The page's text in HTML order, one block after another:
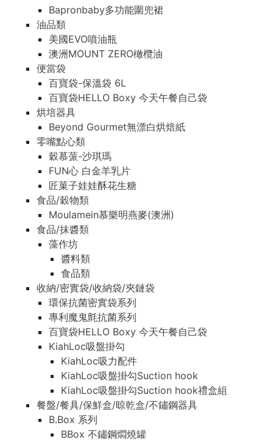
Bapronbaby多功能圍兜裙
油品類
美國EVO噴油瓶
澳洲MOUNT ZERO橄欖油
便當袋
百寶袋-保溫袋 6L
百寶袋HELLO Boxy 今天午餐自己袋
烘培器具
Beyond Gourmet無漂白烘焙紙
零嘴點心類
穀慕蒎-沙琪瑪
FUN心 白金羊乳片
匠菓子娃娃酥花生糖
食品/穀物類
Moulamein慕樂明燕麥(澳洲)
食品/抹醬類
藻作坊
醬料類
食品類
收納/密實袋/收納袋/夾鏈袋
環保抗菌密實袋系列
專利魔鬼氈抗菌系列
百寶袋HELLO Boxy 今天午餐自己袋
KiahLoc吸盤掛勾
KiahLoc吸力配件
KiahLoc吸盤掛勾Suction hook
KiahLoc吸盤掛勾Suction hook禮盒組
餐盤/餐具/保鮮盒/晾乾盒/不鏽鋼器具
B.Box 系列
BBox 不鏽鋼燜燒罐